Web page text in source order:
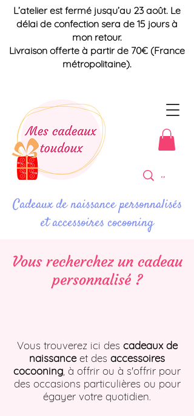
Cadeaux de naissance personnalisés
et accessoires cocooning
L’atelier est fermé jusqu’au 23 août. Le
délai de confection sera de 15 jours à
mon retour.
Livraison offerte à partir de 70€ (France
métropolitaine).
Vous recherchez un cadeau
personnalisé ?
Vous trouverez ici des cadeaux de
naissance et des accessoires
cocooning , à offrir ou à s'offrir pour
des occasions particulières ou pour
égayer votre quotidien.